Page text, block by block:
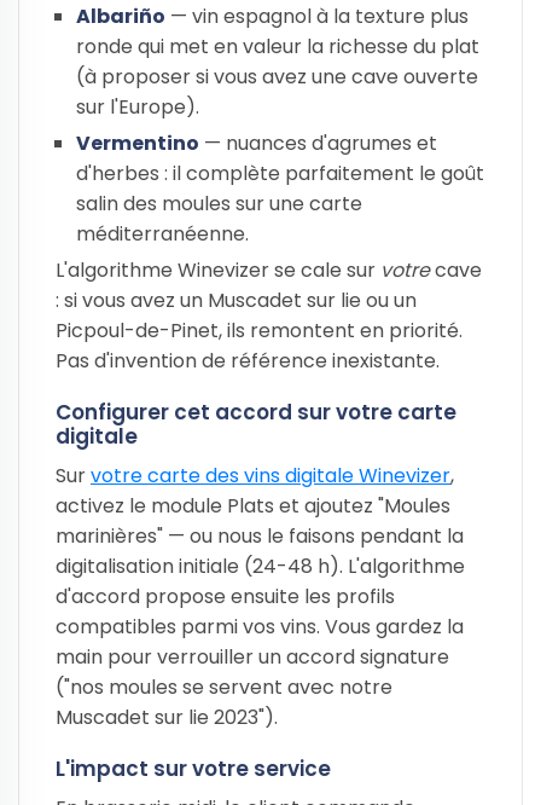
Albariño — vin espagnol à la texture plus
ronde qui met en valeur la richesse du plat
(à proposer si vous avez une cave ouverte
sur l'Europe).
Vermentino — nuances d'agrumes et
d'herbes : il complète parfaitement le goût
salin des moules sur une carte
méditerranéenne.
L'algorithme Winevizer se cale sur votrecave
: si vous avez un Muscadet sur lie ou un
Picpoul-de-Pinet, ils remontent en priorité.
Pas d'invention de référence inexistante.
Configurer cet accord sur votre carte
digitale
Survotre carte des vins digitale Winevizer,
activez le module Plats et ajoutez "Moules
marinières" — ou nous le faisons pendant la
digitalisation initiale (24-48 h). L'algorithme
d'accord propose ensuite les profils
compatibles parmi vos vins. Vous gardez la
main pour verrouiller un accord signature
("nos moules se servent avec notre
Muscadet sur lie 2023").
L'impact sur votre service